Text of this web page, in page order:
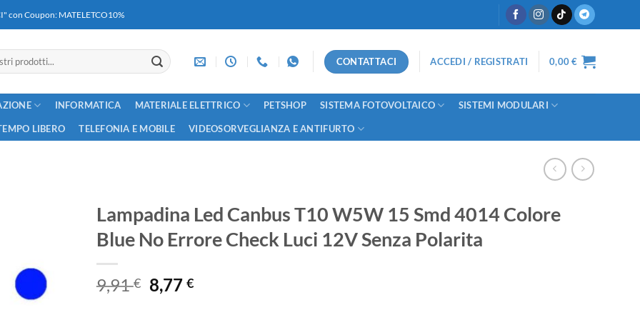
con Coupon: MATELETCO10%
CONTATTACI ACCEDI / REGISTRATI 0,00€
INFORMATICA MATERIALE ELETTRICO PETSHOP SISTEMA FOTOVOLTAICO SISTEMI MODULARI
LIBERO TELEFONIA E MOBILE VIDEOSORVEGLIANZA E ANTIFURTO
Lampadina Led Canbus T10 W5W 15 Smd 4014 Colore
Blue No Errore Check Luci 12V Senza Polarita
9,91€ Il
prezzo
8,77€Il